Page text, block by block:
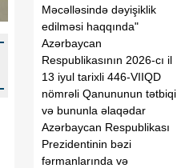
Məcəlləsində dəyişiklik
edilməsi haqqında"
Azərbaycan
Respublikasının 2026-cı il
13 iyul tarixli 446-VIIQD
nömrəli Qanununun tətbiqi
və bununla əlaqədar
Azərbaycan Respublikası
Prezidentinin bəzi
fərmanlarında və